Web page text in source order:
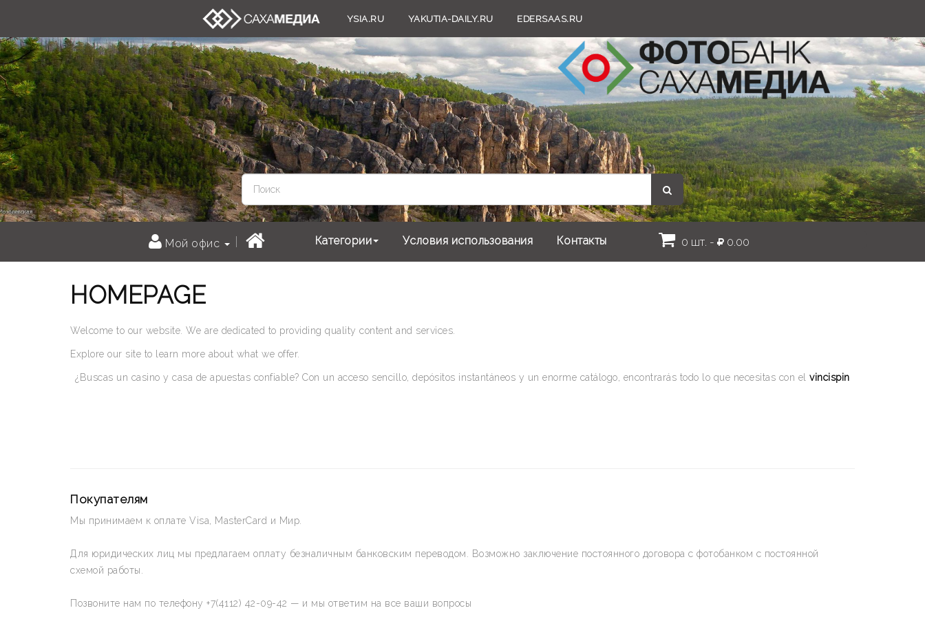
YSIA.RU YAKUTIA-DAILY.RU EDERSAAS.RU
Мой офис Категории Условия использования Контакты 0 шт. - 0.00
HOMEPAGE
Welcome to our website. We are dedicated to providing quality content and services.
Explore our site to learn more about what we offer.
¿Buscas un casino y casa de apuestas confiable? Con un acceso sencillo, depósitos instantáneos y un enorme catálogo, encontrarás todo lo que necesitas con elvincispin
Покупателям
Мы принимаем к оплате Visa, MasterCard и Мир.
Для юридических лиц мы предлагаем оплату безналичным банковским переводом. Возможно заключение постоянного договора с фотобанком с постоянной
схемой работы.
Позвоните нам по телефону +7(4112) 42-09-42 — и мы ответим на все ваши вопросы